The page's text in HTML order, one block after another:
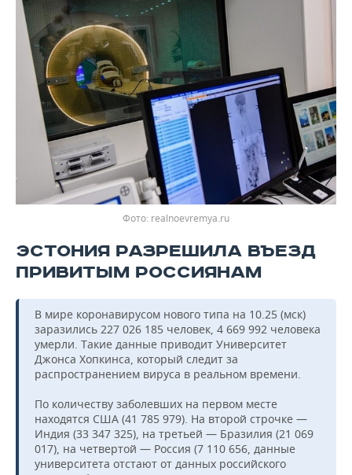
Фото: realnoevremya.ru
ЭСТОНИЯ РАЗРЕШИЛА ВЪЕЗД
ПРИВИТЫМ РОССИЯНАМ
В мире коронавирусом нового типа на 10.25 (мск)
заразились 227 026 185 человек, 4 669 992 человека
умерли. Такие данные приводит Университет
Джонса Хопкинса, который следит за
распространением вируса в реальном времени.
По количеству заболевших на первом месте
находятся США (41 785 979). На второй строчке —
Индия (33 347 325), на третьей — Бразилия (21 069
017), на четвертой — Россия (7 110 656, данные
университета отстают от данных российского